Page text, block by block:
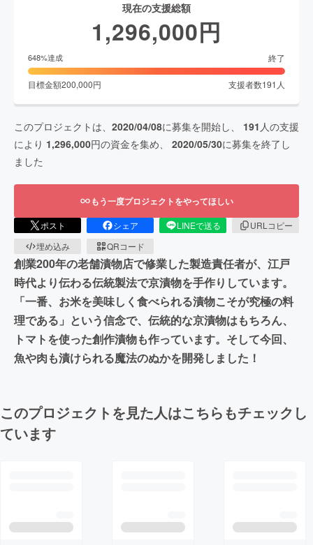
現在の支援総額
1,296,000円
648%達成 終了
目標金額200,000円 支援者数191 人
このプロジェクトは、 2020/04/08に募集を開始し、 191 人の支援
により 1,296,000円の資金を集め、 2020/05/30に募集を終了し
ました
もう一度プロジェクトをやってほしい
ポスト シェア LINEで送る
URLコピー
埋め込み
QRコード
創業200年の老舗漬物店で修業した製造責任者が、江戸
時代より伝わる伝統製法で京漬物を手作りしています。
「一番、お米を美味しく食べられる漬物こそが究極の料
理である」という信念で、伝統的な京漬物はもちろん、
トマトを使った創作漬物も作っています。そして今回、
魚や肉も漬けられる魔法のぬかを開発しました！
このプロジェクトを見た人はこちらもチェックし
ています